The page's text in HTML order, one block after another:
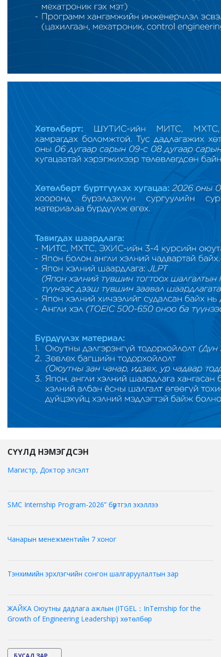
СҮҮЛД НЭМЭГДСЭН
Магистр, Доктор элсэлт
SMC Internship Program-2026” бүртгэл эхэллээ
Чанарын менежментийн 7 хоног
Тэнхимийн эрхлэгчийн сонгон шалгаруулалтын зар
ЖАЙКА Оюутны дадлага ажлын (ITGEL：InTernship for the
Growth of Engineering Leadership) хөтөлбөр